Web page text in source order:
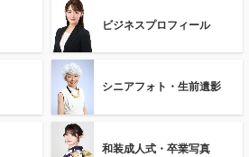
ビジネスプロフィール
シニアフォト・生前遺影
和装成人式・卒業写真